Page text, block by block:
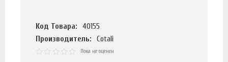
Код Товара:
40155
Производитель:
Cotali
Пока не оценен